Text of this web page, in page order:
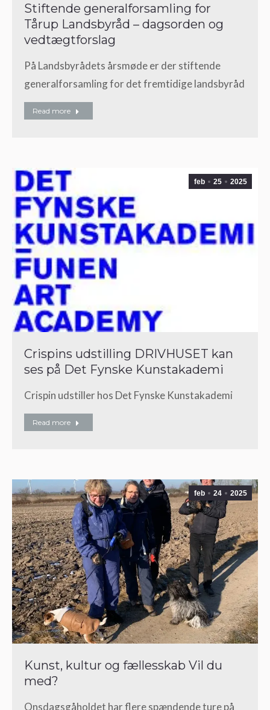
Stiftende generalforsamling for
Tårup Landsbyråd – dagsorden og
vedtægtforslag
På Landsbyrådets årsmøde er der stiftende
generalforsamling for det fremtidige landsbyråd
Read more
feb 25 2025
Crispins udstilling DRIVHUSET kan
ses på Det Fynske Kunstakademi
Crispin udstiller hos Det Fynske Kunstakademi
Read more
feb 24 2025
Kunst, kultur og fællesskab Vil du
med?
Onsdagsgåholdet har flere spændende ture på